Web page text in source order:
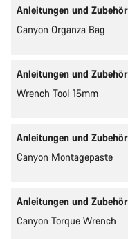
Anleitungen und Zubehör
Canyon Organza Bag
Anleitungen und Zubehör
Wrench Tool 15mm
Anleitungen und Zubehör
Canyon Montagepaste
Anleitungen und Zubehör
Canyon Torque Wrench